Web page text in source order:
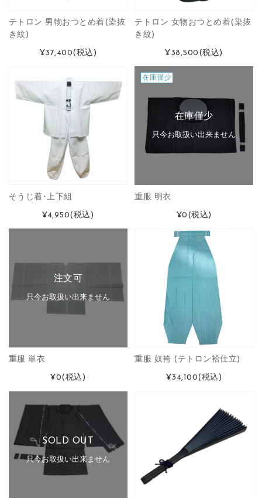
テトロン 男物おつとめ着(染抜
き紋)
¥37,400(税込)
テトロン 女物おつとめ着(染抜
き紋)
¥38,500 (税込)
そうじ着･上下組
¥4,950(税込)
在庫僅少
在庫僅少
只今お取扱い出来ません
重服 明衣
¥0 (税込)
注文可
只今お取扱い出来ません
重服 単衣
¥0(税込)
重服 奴袴 (テトロン袷仕立)
¥34,100(税込)
SOLD OUT
只今お取扱い出来ません